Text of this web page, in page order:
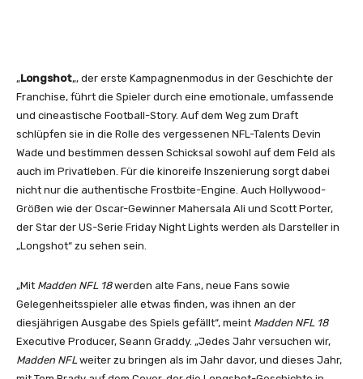
„Longshot„, der erste Kampagnenmodus in der Geschichte der
Franchise, führt die Spieler durch eine emotionale, umfassende
und cineastische Football-Story. Auf dem Weg zum Draft
schlüpfen sie in die Rolle des vergessenen NFL-Talents Devin
Wade und bestimmen dessen Schicksal sowohl auf dem Feld als
auch im Privatleben. Für die kinoreife Inszenierung sorgt dabei
nicht nur die authentische Frostbite-Engine. Auch Hollywood-
Größen wie der Oscar-Gewinner Mahersala Ali und Scott Porter,
der Star der US-Serie Friday Night Lights werden als Darsteller in
„Longshot“ zu sehen sein.
„Mit Madden NFL 18werden alte Fans, neue Fans sowie
Gelegenheitsspieler alle etwas finden, was ihnen an der
diesjährigen Ausgabe des Spiels gefällt“, meint Madden NFL 18
Executive Producer, Seann Graddy. „Jedes Jahr versuchen wir,
Madden NFLweiter zu bringen als im Jahr davor, und dieses Jahr,